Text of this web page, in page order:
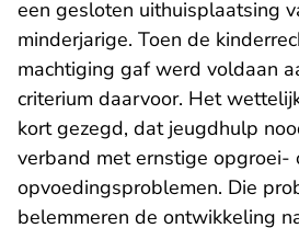
een gesloten uithuisplaatsing
minderjarige. Toen de
machtiging gaf werd voldaan
criterium daarvoor. Het
kort gezegd, dat jeugdhulp
verband met ernstige opgroei-
opvoedingsproblemen. Die
belemmeren de ontwikkeling